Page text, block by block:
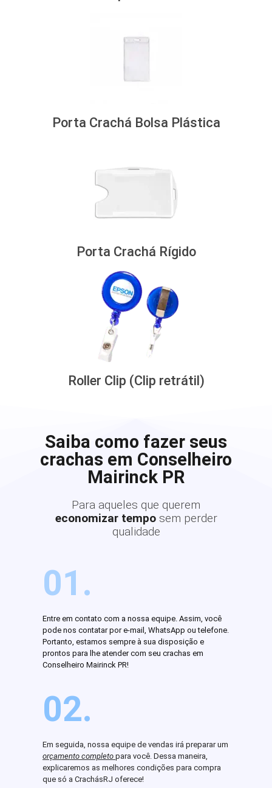
Porta Crachá Bolsa Plástica
Porta Crachá Rígido
Roller Clip (Clip retrátil)
Saiba como fazer seus
crachas em Conselheiro
Mairinck PR
Para aqueles que querem
economizar tempo sem perder
qualidade
01.
Entre em contato com a nossa equipe. Assim, você
pode nos contatar por e-mail, WhatsApp ou telefone.
Portanto, estamos sempre à sua disposição e
prontos para lhe atender com seu crachas em
Conselheiro Mairinck PR!
02.
Em seguida, nossa equipe de vendas irá preparar um
orçamento completo para você. Dessa maneira,
explicaremos as melhores condições para compra
que só a CrachásRJ oferece!